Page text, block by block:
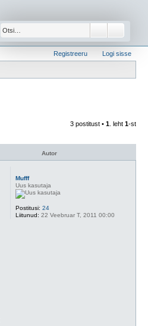
Logi sisse
Registreeru
3 postitust • 1 . leht 1-st
Autor
Mufff
Uus kasutaja
Postitusi: 24
Liitunud: 22 Veebruar T, 2011 00:00